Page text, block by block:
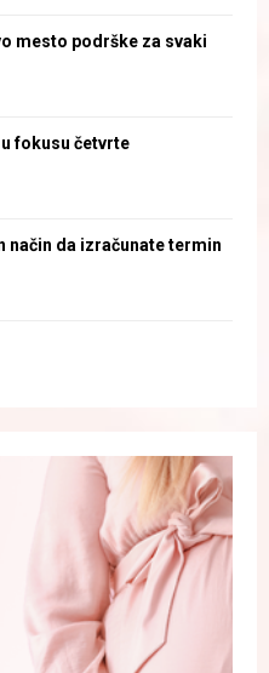
mesto podrške za svaki
fokusu četvrte
način da izračunate termin